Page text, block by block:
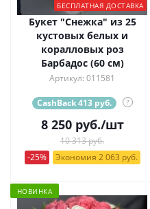
БЕСПЛАТНАЯ ДОСТАВКА
Букет "Снежка" из 25
кустовых белых и
коралловых роз
Барбадос (60 см)
Артикул: 011581
CashBack 413 руб. ?
8 250руб./шт
10 313 руб.
-25%
Экономия 2 063 руб.
НОВИНКА